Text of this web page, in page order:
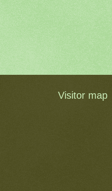
Visitor map